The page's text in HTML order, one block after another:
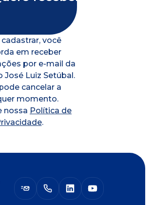
você
em receber
por e-mail da
José Luiz Setúbal.
cancelar a
momento.
nossa Política de
.